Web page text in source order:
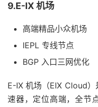
9.E-IX 机场
高端精品小众机场
IEPL 专线节点
BGP 入口三网优化
E-IX 机场（EIX Cloud
速器，定位高端，全节